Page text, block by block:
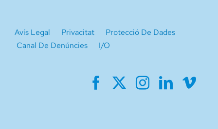
Avís Legal Privacitat
Protecció De Dades
Canal De Denúncies
I/O